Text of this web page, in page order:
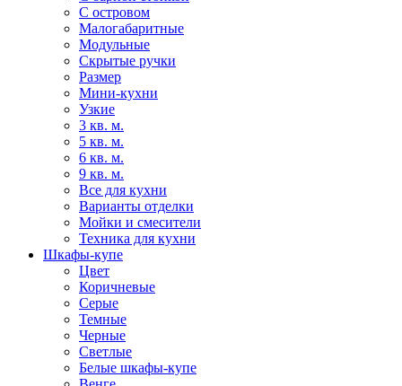
С островом
Малогабаритные
Модульные
Скрытые ручки
Размер
Мини-кухни
Узкие
3 кв. м.
5 кв. м.
6 кв. м.
9 кв. м.
Все для кухни
Варианты отделки
Мойки и смесители
Техника для кухни
Шкафы-купе
Цвет
Коричневые
Серые
Темные
Черные
Светлые
Белые шкафы-купе